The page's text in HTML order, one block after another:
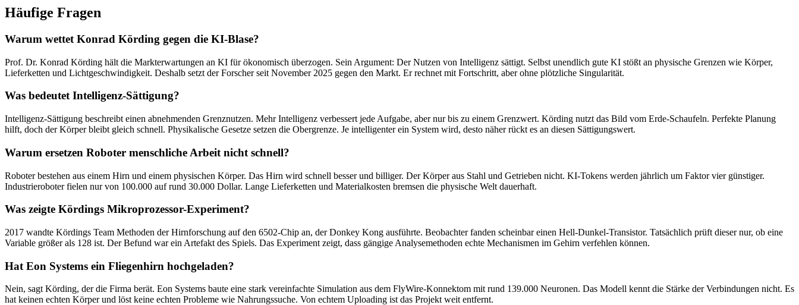
Häufige Fragen
Warum wettet Konrad Körding gegen die KI-Blase?
Prof. Dr. Konrad Körding hält die Markterwartungen an KI für ökonomisch überzogen. Sein Argument: Der Nutzen von Intelligenz sättigt. Selbst unendlich gute KI stößt an physische Grenzen wie Körper,
Lieferketten und Lichtgeschwindigkeit. Deshalb setzt der Forscher seit November 2025 gegen den Markt. Er rechnet mit Fortschritt, aber ohne plötzliche Singularität.
Was bedeutet Intelligenz-Sättigung?
Intelligenz-Sättigung beschreibt einen abnehmenden Grenznutzen. Mehr Intelligenz verbessert jede Aufgabe, aber nur bis zu einem Grenzwert. Körding nutzt das Bild vom Erde-Schaufeln. Perfekte Planung
hilft, doch der Körper bleibt gleich schnell. Physikalische Gesetze setzen die Obergrenze. Je intelligenter ein System wird, desto näher rückt es an diesen Sättigungswert.
Warum ersetzen Roboter menschliche Arbeit nicht schnell?
Roboter bestehen aus einem Hirn und einem physischen Körper. Das Hirn wird schnell besser und billiger. Der Körper aus Stahl und Getrieben nicht. KI-Tokens werden jährlich um Faktor vier günstiger.
Industrieroboter fielen nur von 100.000 auf rund 30.000 Dollar. Lange Lieferketten und Materialkosten bremsen die physische Welt dauerhaft.
Was zeigte Kördings Mikroprozessor-Experiment?
2017 wandte Kördings Team Methoden der Hirnforschung auf den 6502-Chip an, der Donkey Kong ausführte. Beobachter fanden scheinbar einen Hell-Dunkel-Transistor. Tatsächlich prüft dieser nur, ob eine
Variable größer als 128 ist. Der Befund war ein Artefakt des Spiels. Das Experiment zeigt, dass gängige Analysemethoden echte Mechanismen im Gehirn verfehlen können.
Hat Eon Systems ein Fliegenhirn hochgeladen?
Nein, sagt Körding, der die Firma berät. Eon Systems baute eine stark vereinfachte Simulation aus dem FlyWire-Konnektom mit rund 139.000 Neuronen. Das Modell kennt die Stärke der Verbindungen nicht. Es
hat keinen echten Körper und löst keine echten Probleme wie Nahrungssuche. Von echtem Uploading ist das Projekt weit entfernt.